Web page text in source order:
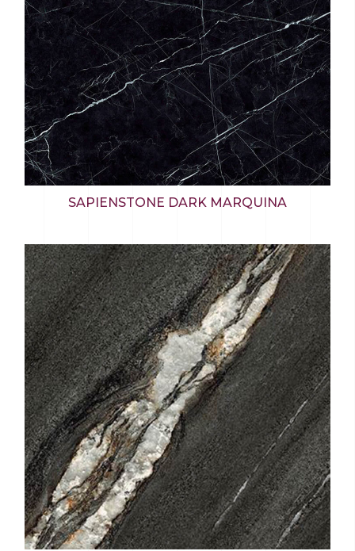
SAPIENSTONE DARK MARQUINA